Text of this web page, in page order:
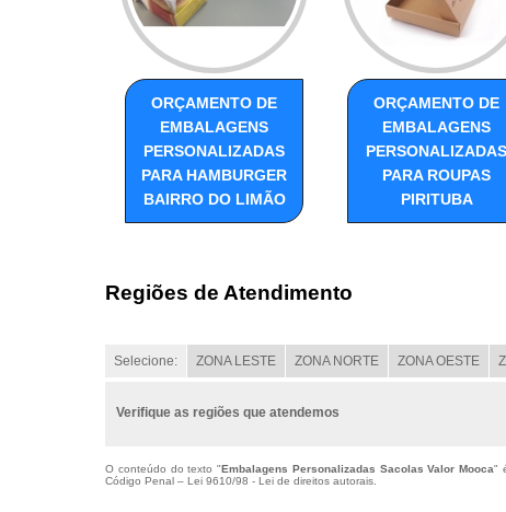
ORÇAMENTO DE
EMBALAGENS
PERSONALIZADAS
PARA HAMBURGER
BAIRRO DO LIMÃO
ORÇAMENTO DE
EMBALAGENS
PERSONALIZADAS
PARA ROUPAS
PIRITUBA
Regiões de Atendimento
Selecione: ZONA LESTE ZONA NORTE ZONA OESTE
Verifique as regiões que atendemos
O conteúdo do texto " Embalagens Personalizadas Sacolas Valor Mooca"
Código Penal – Lei 9610/98 - Lei de direitos autorais.